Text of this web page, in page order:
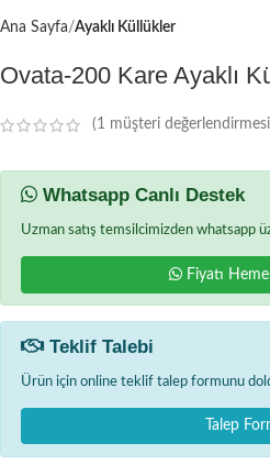
Ana Sayfa Ayaklı Küllükler
Ovata-200 Kare Ayaklı
(1 müşteri
Whatsapp Canlı Destek
Uzman satış temsilcimizden whatsapp
Fiyatı
Teklif Talebi
Ürün için online teklif talep formunu
Talep